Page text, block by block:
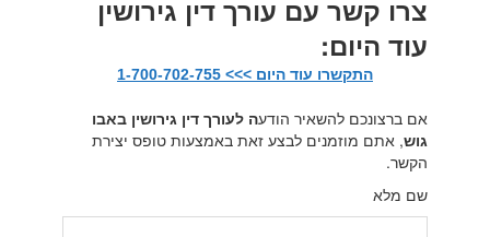
צרו קשר עם עורך דין גירושין
עוד היום:
התקשרו עוד היום >>> 1-700-702-755
אם ברצונכם להשאיר הודעה לעורך דין גירושין באבו
גוש, אתם מוזמנים לבצע זאת באמצעות טופס יצירת
הקשר.
שם מלא